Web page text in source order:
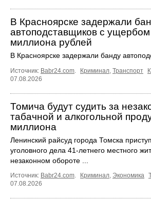
В Красноярске задержали
автоподставщиков с
миллиона рублей
В Красноярске задержали банду
Источник: Babr24.com Криминал Транспорт
07.08.2026
Томича будут судить за
табачной и алкогольной
миллиона
Ленинский райсуд города Томска
уголовного дела 41-летнего местного
незаконном обороте ...
Источник: Babr24.com Криминал Экономика
07.08.2026